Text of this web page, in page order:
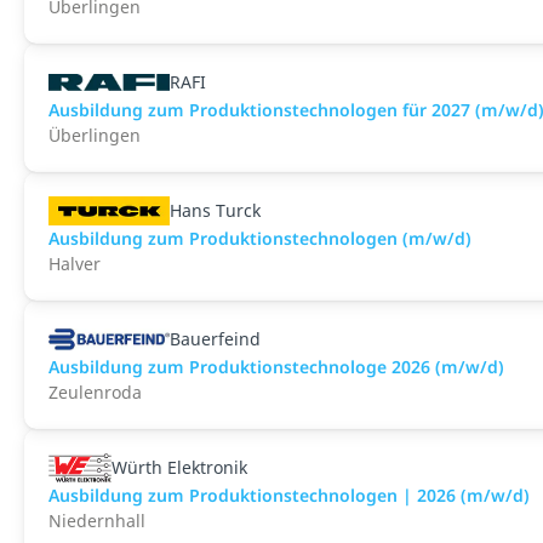
Überlingen
RAFI
Ausbildung zum Produktionstechnologen für 2027 (m/w/d)
Überlingen
Hans Turck
Ausbildung zum Produktionstechnologen (m/w/d)
Halver
Bauerfeind
Ausbildung zum Produktionstechnologe 2026 (m/w/d)
Zeulenroda
Würth Elektronik
Ausbildung zum Produktionstechnologen | 2026 (m/w/d)
Niedernhall